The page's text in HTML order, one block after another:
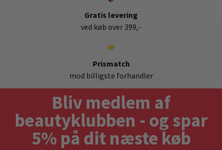
Gratis levering
ved køb over 399,-
Prismatch
mod billigste forhandler
Bliv medlem af
beautyklubben - og spar
5% på dit næste køb